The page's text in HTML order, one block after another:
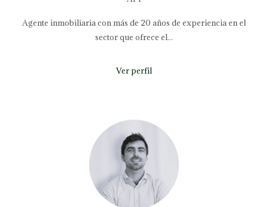
Agente inmobiliaria con más de 20 años de experiencia en el
sector que ofrece el...
Ver perfil